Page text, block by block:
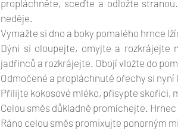
propláchněte, sceďte a odložte
neděje.
Vymažte si dno a boky pomalého hrnce
Dýni si oloupejte, omyjte a rozkrájejte
jadřinců a rozkrájejte. Obojí vložte do
Odmočené a propláchnuté ořechy si
Přilijte kokosové mléko, přisypte skořici,
Celou směs důkladně promíchejte.
Ráno celou směs promixujte ponorným